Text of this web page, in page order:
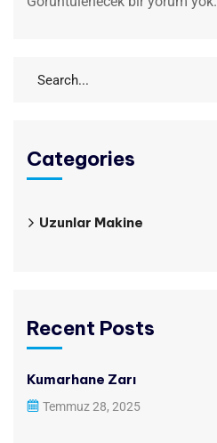
Categories
Uzunlar Makine
Recent Posts
Kumarhane Zarı
Temmuz 28, 2025